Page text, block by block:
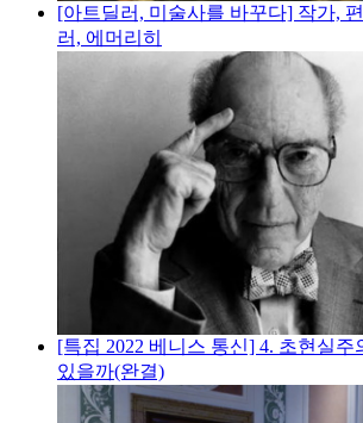
[아트딜러, 미술사를 바꾸다] 작가,
러, 에머리히
[특집 2022 베니스 통신] 4. 초현실주
있을까(완결)